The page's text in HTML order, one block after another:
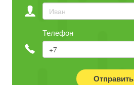
Телефон
Отправить